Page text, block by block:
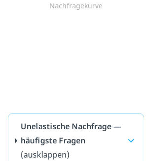
Nachfragekurve
Unelastische Nachfrage —
häufigste Fragen
(ausklappen)